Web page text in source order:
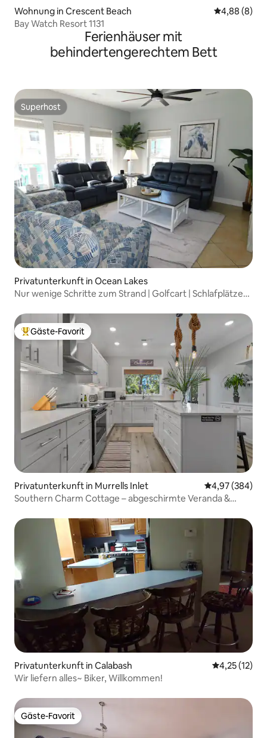
Wohnung in Crescent Beach
4,88 (8)
Bay Watch Resort 1131
Ferienhäuser mit
behindertengerechtem Bett
Superhost
Superhost
Privatunterkunft in Ocean Lakes
Nur wenige Schritte zum Strand | Golfcart | Schlafplätze
Beliebter Gäste-Favorit.
Gäste-Favorit
Privatunterkunft in Murrells Inlet
4,97 (384)
Southern Charm Cottage – abgeschirmte Veranda &
Privatunterkunft in Calabash
4,25 (12)
Wir liefern alles~ Biker, Willkommen!
Gäste-Favorit
Gäste-Favorit